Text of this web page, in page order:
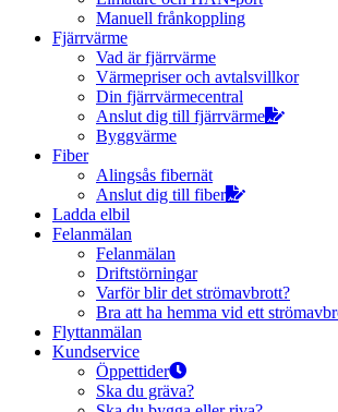
Manuell frånkoppling
Fjärrvärme
Vad är fjärrvärme
Värmepriser och avtalsvillkor
Din fjärrvärmecentral
Anslut dig till fjärrvärme
Byggvärme
Fiber
Alingsås fibernät
Anslut dig till fiber
Ladda elbil
Felanmälan
Felanmälan
Driftstörningar
Varför blir det strömavbrott?
Bra att ha hemma vid ett
Flyttanmälan
Kundservice
Öppettider
Ska du gräva?